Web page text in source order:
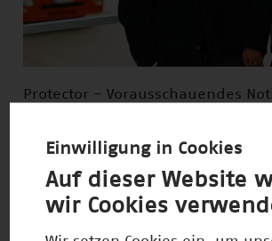
Protector - Vorausschauendes
Einwilligung in Cookies
Auf dieser Website
wir Cookies